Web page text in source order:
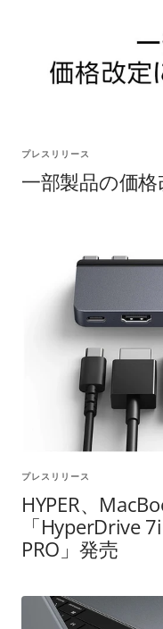
プレスリリース
一部製品の価
プレスリリース
HYPER、
「HyperDrive
PRO」発売